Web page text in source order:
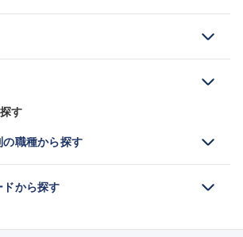
す
職種から探す
から探す